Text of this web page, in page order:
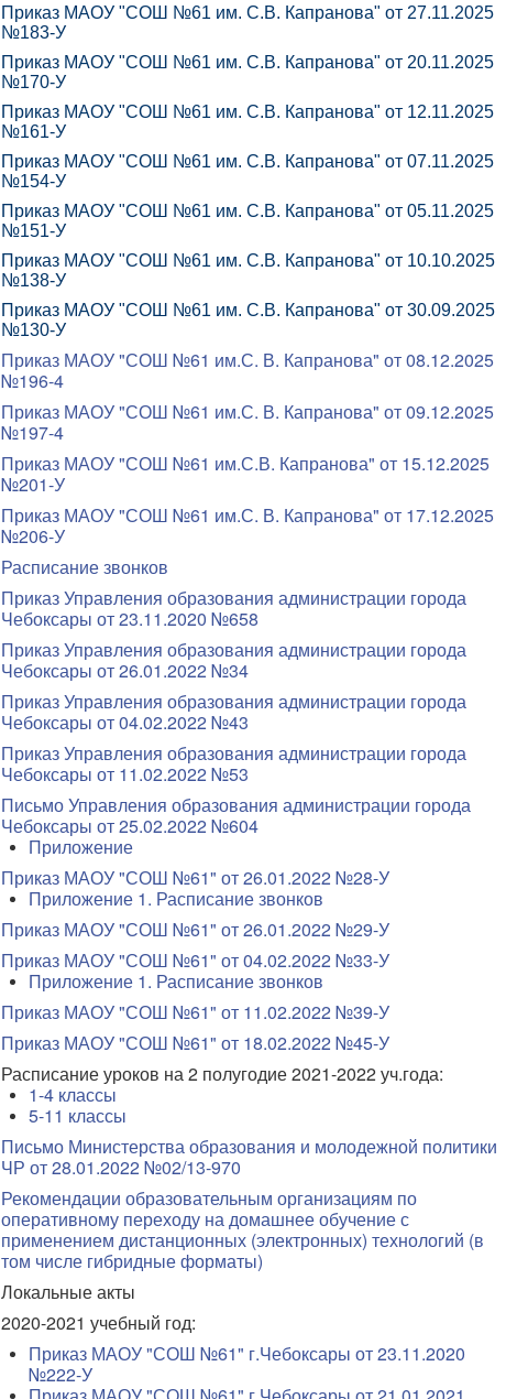
Приказ МАОУ "СОШ №61 им. С.В. Капранова" от 27.11.2025
№183-У
Приказ МАОУ "СОШ №61 им. С.В. Капранова" от 20.11.2025
№170-У
Приказ МАОУ "СОШ №61 им. С.В. Капранова" от 12.11.2025
№161-У
Приказ МАОУ "СОШ №61 им. С.В. Капранова" от 07.11.2025
№154-У
Приказ МАОУ "СОШ №61 им. С.В. Капранова" от 05.11.2025
№151-У
Приказ МАОУ "СОШ №61 им. С.В. Капранова" от 10.10.2025
№138-У
Приказ МАОУ "СОШ №61 им. С.В. Капранова" от 30.09.2025
№130-У
Приказ МАОУ "СОШ №61 им.С. В. Капранова" от 08.12.2025
№196-4
Приказ МАОУ "СОШ №61 им.С. В. Капранова" от 09.12.2025
№197-4
Приказ МАОУ "СОШ №61 им.С.В. Капранова" от 15.12.2025
№201-У
Приказ МАОУ "СОШ №61 им.С. В. Капранова" от 17.12.2025
№206-У
Расписание звонков
Приказ Управления образования администрации города
Чебоксары от 23.11.2020 №658
Приказ Управления образования администрации города
Чебоксары от 26.01.2022 №34
Приказ Управления образования администрации города
Чебоксары от 04.02.2022 №43
Приказ Управления образования администрации города
Чебоксары от 11.02.2022 №53
Письмо Управления образования администрации города
Чебоксары от 25.02.2022 №604
Приложение
Приказ МАОУ "СОШ №61" от 26.01.2022 №28-У
Приложение 1. Расписание звонков
Приказ МАОУ "СОШ №61" от 26.01.2022 №29-У
Приказ МАОУ "СОШ №61" от 04.02.2022 №33-У
Приложение 1. Расписание звонков
Приказ МАОУ "СОШ №61" от 11.02.2022 №39-У
Приказ МАОУ "СОШ №61" от 18.02.2022 №45-У
Расписание уроков на 2 полугодие 2021-2022 уч.года:
1-4 классы
5-11 классы
Письмо Министерства образования и молодежной политики
ЧР от 28.01.2022 №02/13-970
Рекомендации образовательным организациям по
оперативному переходу на домашнее обучение с
применением дистанционных (электронных) технологий (в
том числе гибридные форматы)
Локальные акты
2020-2021 учебный год:
Приказ МАОУ "СОШ №61" г.Чебоксары от 23.11.2020
№222-У